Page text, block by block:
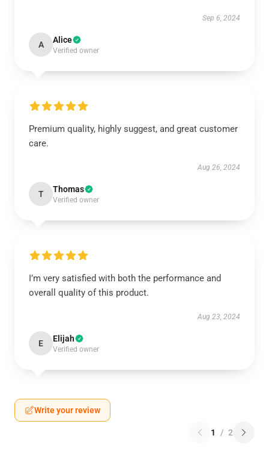
Sep 6, 2024
A Alice
Verified owner
Premium quality, highly suggest, and great customer
care.
Aug 26, 2024
T Thomas
Verified owner
I’m very satisfied with both the performance and
overall quality of this product.
Aug 23, 2024
E Elijah
Verified owner
Write your review
1 / 2